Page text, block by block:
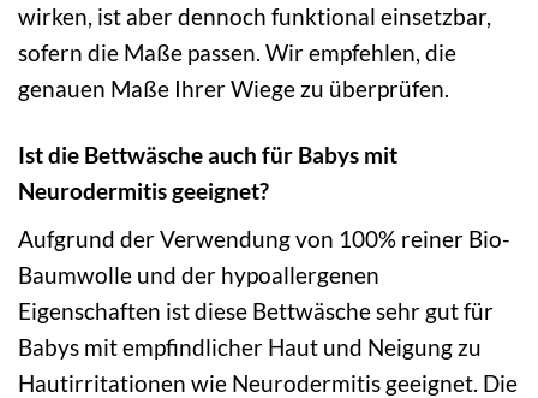
wirken, ist aber dennoch funktional einsetzbar,
sofern die Maße passen. Wir empfehlen, die
genauen Maße Ihrer Wiege zu überprüfen.
Ist die Bettwäsche auch für Babys mit
Neurodermitis geeignet?
Aufgrund der Verwendung von 100% reiner Bio-
Baumwolle und der hypoallergenen
Eigenschaften ist diese Bettwäsche sehr gut für
Babys mit empfindlicher Haut und Neigung zu
Hautirritationen wie Neurodermitis geeignet. Die